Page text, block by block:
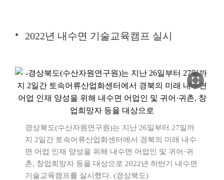
2022년 내수면 기술교육캠프 실시
fullscreen
경상북도(수산자원연구원)는 지난 26일부터 27일까
지 2일간 토속어류산업화센터에서 경북의 미래 내수
면 어업 인재 양성을 위해 내수면 어업인 및 귀어·귀
촌, 창업희망자 등을 대상으로 2022년 하반기 내수면
기술교육캠프를 실시했다. (경상북도)